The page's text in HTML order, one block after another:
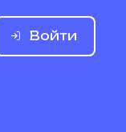
Войти